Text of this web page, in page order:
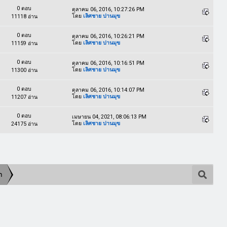
0 ตอบ
11118 อ่าน
ตุลาคม 06, 2016, 10:27:26 PM
โดย เลิศชาย ปานมุข
0 ตอบ
11159 อ่าน
ตุลาคม 06, 2016, 10:26:21 PM
โดย เลิศชาย ปานมุข
0 ตอบ
11300 อ่าน
ตุลาคม 06, 2016, 10:16:51 PM
โดย เลิศชาย ปานมุข
0 ตอบ
11207 อ่าน
ตุลาคม 06, 2016, 10:14:07 PM
โดย เลิศชาย ปานมุข
0 ตอบ
24175 อ่าน
เมษายน 04, 2021, 08:06:13 PM
โดย เลิศชาย ปานมุข